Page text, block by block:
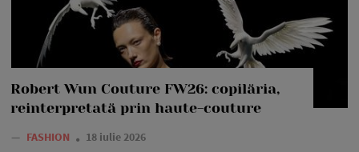
Robert Wun Couture FW26: copilăria,
reinterpretată prin haute-couture
— FASHION 18 iulie 2026